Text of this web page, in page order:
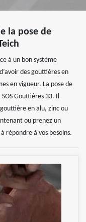
la pose de
à un bon système
des gouttières en
en vigueur. La pose de
Gouttières 33. Il
en alu, zinc ou
ou prenez un
répondre à vos besoins.